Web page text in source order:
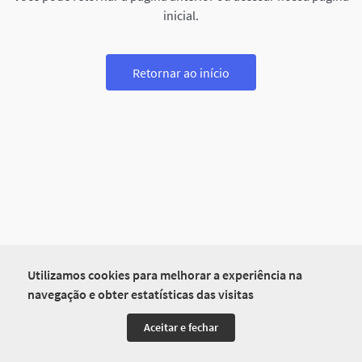
Utilizamos cookies para melhorar a experiência na
navegação e obter estatísticas das visitas
Aceitar e fechar
inicial.
Retornar ao início